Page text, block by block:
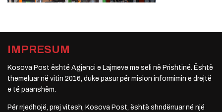
IMPRESUM
Kosova Post është Agjenci e Lajmeve me seli në Prishtinë. Është
themeluar në vitin 2016, duke pasur për mision informimin e drejtë
e të paanshëm.
Për rrjedhojë, prej vitesh, Kosova Post, është shndërruar në një